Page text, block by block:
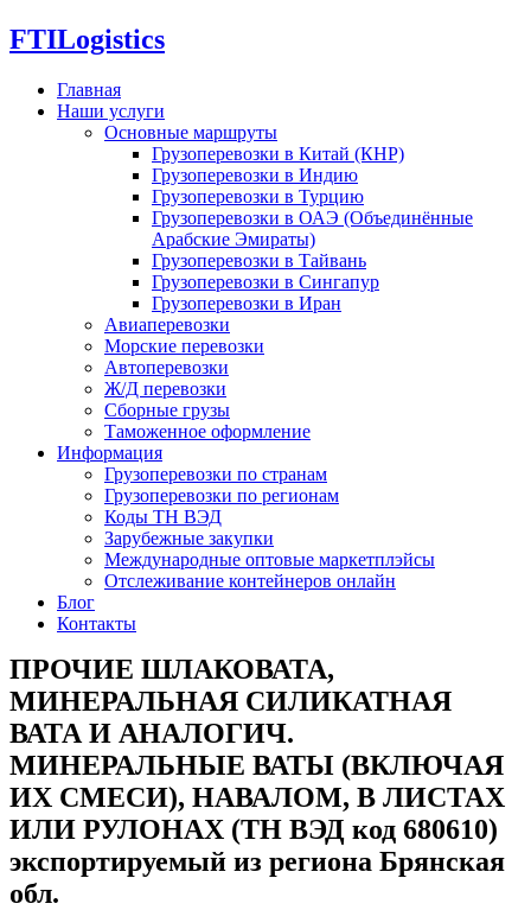
FTILogistics
Главная
Наши услуги
Основные маршруты
Грузоперевозки в Китай (КНР)
Грузоперевозки в Индию
Грузоперевозки в Турцию
Грузоперевозки в ОАЭ (Объединённые
Арабские Эмираты)
Грузоперевозки в Тайвань
Грузоперевозки в Сингапур
Грузоперевозки в Иран
Авиаперевозки
Морские перевозки
Автоперевозки
Ж/Д перевозки
Сборные грузы
Таможенное оформление
Информация
Грузоперевозки по странам
Грузоперевозки по регионам
Коды ТН ВЭД
Зарубежные закупки
Международные оптовые маркетплэйсы
Отслеживание контейнеров онлайн
Блог
Контакты
ПРОЧИЕ ШЛАКОВАТА,
МИНЕРАЛЬНАЯ СИЛИКАТНАЯ
ВАТА И АНАЛОГИЧ.
МИНЕРАЛЬНЫЕ ВАТЫ (ВКЛЮЧАЯ
ИХ СМЕСИ), НАВАЛОМ, В ЛИСТАХ
ИЛИ РУЛОНАХ (ТН ВЭД код 680610)
экспортируемый из региона Брянская
обл.